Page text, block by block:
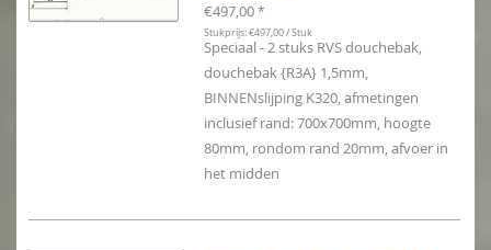
€497,00 *
Stukprijs: €497,00 / Stuk
Speciaal - 2 stuks RVS douchebak,
douchebak {R3A} 1,5mm,
BINNENslijping K320, afmetingen
inclusief rand: 700x700mm, hoogte
80mm, rondom rand 20mm, afvoer in
het midden